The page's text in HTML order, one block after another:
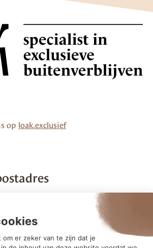
op loak.exclusief
078 – 20 80 120
Maandag t/m vrijdag bereikbaar